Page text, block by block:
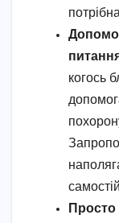
когось
Просто